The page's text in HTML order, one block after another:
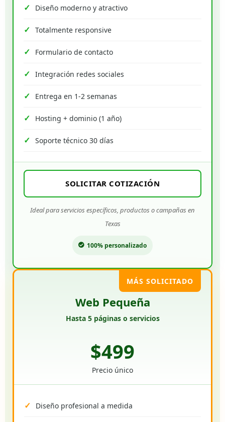
Diseño moderno y atractivo
Totalmente responsive
Formulario de contacto
Integración redes sociales
Entrega en 1-2 semanas
Hosting + dominio (1 año)
Soporte técnico 30 días
SOLICITAR COTIZACIÓN
Ideal para servicios específicos, productos o campañas en
Texas
100% personalizado
MÁS SOLICITADO
Web Pequeña
Hasta 5 páginas o servicios
$499
Precio único
Diseño profesional a medida